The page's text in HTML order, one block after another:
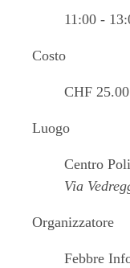
11:00 -
Costo
CHF 25.00
Luogo
Centro
Via
Organizzatore
Febbre